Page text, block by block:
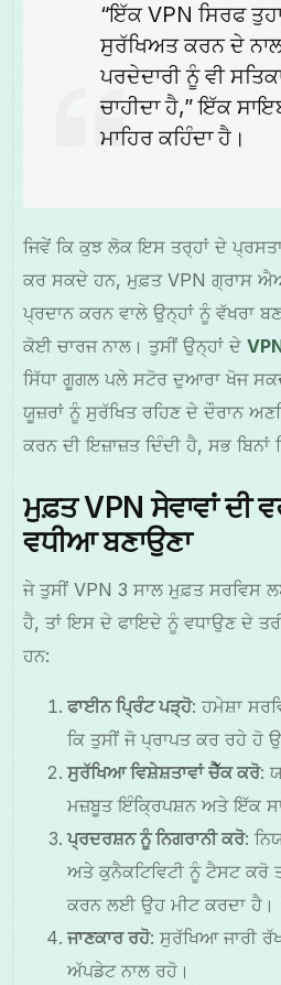
“ਇੱਕ VPN ਸਿਰਫ
ਸੁਰੱਖਿਅਤ ਕਰਨ ਦੇ
ਪਰਦੇਦਾਰੀ ਨੂੰ ਵੀ
ਚਾਹੀਦਾ ਹੈ,” ਇੱਕ
ਮਾਹਿਰ ਕਹਿੰਦਾ ਹੈ।
ਜਿਵੇਂ ਕਿ ਕੁਝ ਲੋਕ ਇਸ ਤਰ੍ਹਾਂ ਦੇ
ਕਰ ਸਕਦੇ ਹਨ, ਮੁਫ਼ਤ VPN ਗ੍ਰਾਸ
ਪ੍ਰਦਾਨ ਕਰਨ ਵਾਲੇ ਉਨ੍ਹਾਂ ਨੂੰ ਵੱਖਰਾ
ਕੋਈ ਚਾਰਜ ਨਾਲ। ਤੁਸੀਂ ਉਨ੍ਹਾਂ ਦੇ
ਸਿੱਧਾ ਗੂਗਲ ਪਲੇ ਸਟੋਰ ਦੁਆਰਾ ਖੋਜ
ਯੂਜ਼ਰਾਂ ਨੂੰ ਸੁਰੱਖਿਤ ਰਹਿਣ ਦੇ ਦੌਰਾਨ
ਕਰਨ ਦੀ ਇਜ਼ਾਜ਼ਤ ਦਿੰਦੀ ਹੈ, ਸਭ
ਮੁਫ਼ਤ VPN ਸੇਵਾਵਾਂ ਦੀ
ਵਧੀਆ ਬਣਾਉਣਾ
ਜੇ ਤੁਸੀਂ VPN 3 ਸਾਲ ਮੁਫ਼ਤ ਸਰਵਿਸ
ਹੈ, ਤਾਂ ਇਸ ਦੇ ਫਾਇਦੇ ਨੂੰ ਵਧਾਉਣ ਦੇ
ਹਨ:
ਫਾਈਨ ਪ੍ਰਿੰਟ ਪੜ੍ਹੋ: ਹਮੇਸ਼ਾ
ਕਿ ਤੁਸੀਂ ਜੋ ਪ੍ਰਾਪਤ ਕਰ ਰਹੇ ਹੋ
ਸੁਰੱਖਿਆ ਵਿਸ਼ੇਸ਼ਤਾਵਾਂ ਚੈੱਕ ਕਰੋ:
ਮਜ਼ਬੂਤ ਇੰਕ੍ਰਿਪਸ਼ਨ ਅਤੇ ਇੱਕ
ਪ੍ਰਦਰਸ਼ਨ ਨੂੰ ਨਿਗਰਾਨੀ ਕਰੋ:
ਅਤੇ ਕੁਨੈਕਟਿਵਿਟੀ ਨੂੰ ਟੈਸਟ ਕਰੋ
ਕਰਨ ਲਈ ਉਹ ਮੀਟ ਕਰਦਾ ਹੈ।
ਜਾਣਕਾਰ ਰਹੋ: ਸੁਰੱਖਿਆ ਜਾਰੀ
ਅੱਪਡੇਟ ਨਾਲ ਰਹੋ।